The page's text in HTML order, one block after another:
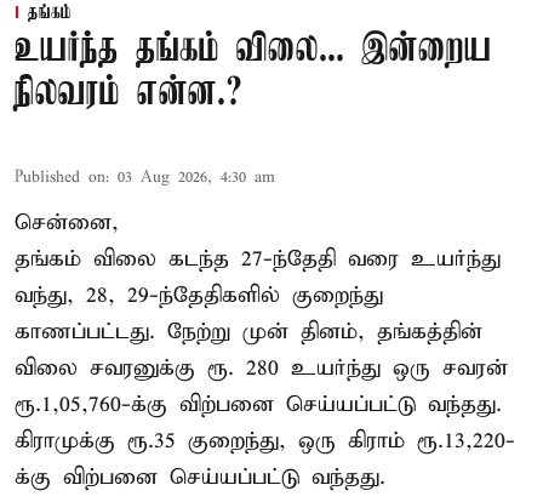
தங்கம்
உயர்ந்த தங்கம் விலை... இன்றைய
நிலவரம் என்ன.?
Published on: 03 Aug 2026, 4:30 am
சென்னை,
தங்கம் விலை கடந்த 27-ந்தேதி வரை உயர்ந்து
வந்து, 28, 29-ந்தேதிகளில் குறைந்து
காணப்பட்டது. நேற்று முன் தினம், தங்கத்தின்
விலை சவரனுக்கு ரூ. 280 உயர்ந்து ஒரு சவரன்
ரூ.1,05,760-க்கு விற்பனை செய்யப்பட்டு வந்தது.
கிராமுக்கு ரூ.35 குறைந்து, ஒரு கிராம் ரூ.13,220-
க்கு விற்பனை செய்யப்பட்டு வந்தது.